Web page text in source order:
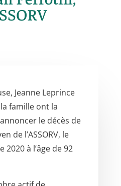
Jeanne Leprince
famille ont la
le décès de
de l’ASSORV, le
à l’âge de 92